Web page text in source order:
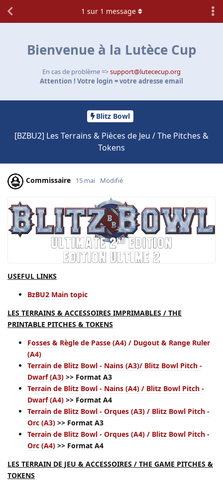
Bienvenue à la Lutèce Cup
En cas de problème =>support@lutececup.org
Attention ! Votre login = votre adresse email
Blitz Bowl
[BZBU2] Les Terrains & Pièces de Jeu / The Pitches &
Tokens
1 sur 1 message
Commissaire 15 mai Modifié
USEFUL LINKS
BzBU2 Main topic
LES TERRAINS & ACCESSOIRES IMPRIMABLES / THE
PRINTABLE PITCHES & TOKENS
Fosses & Règle de Passe (A4) / Dugout & Range Ruler
(A4)
Terrain de Blitz Bowl - Nains (A3)/ Blitz Bowl Pitch -
Dwarf (A3) >> Format A3
Terrain de Blitz Bowl - Nains (A4) / Blitz Bowl Pitch -
Dwarf (A4) >> Format A4
Terrain de Blitz Bowl - Orques (A3) / Blitz Bowl Pitch -
Orc (A3) >> Format A3
Terrain de Blitz Bowl - Orques (A4) / Blitz Bowl Pitch -
Orc (A4) >> Format A4
LES TERRAIN DE JEU & ACCESSOIRES / THE GAME PITCHES &
TOKENS